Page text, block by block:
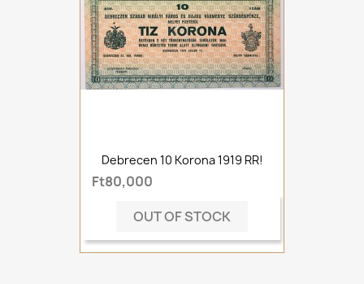
Debrecen 10 Korona 1919 RR!
Ft80,000
OUT OF STOCK